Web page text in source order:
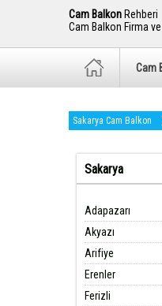
Cam Balkon Rehberi
Cam Balkon Firma
Cam
Sakarya Cam Balkon
Sakarya
Adapazarı
Akyazı
Arifiye
Erenler
Ferizli